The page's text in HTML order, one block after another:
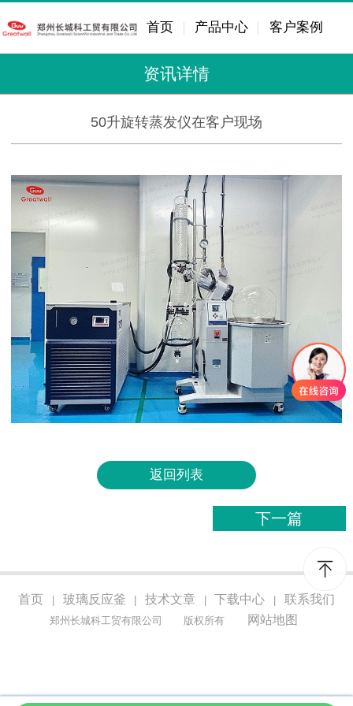
首页 产品中心 客户案例
资讯详情
50升旋转蒸发仪在客户现场
返回列表
下一篇
首页 | 玻璃反应釜 | 技术文章 | 下载中心 | 联系我们
郑州长城科工贸有限公司 版权所有 网站地图